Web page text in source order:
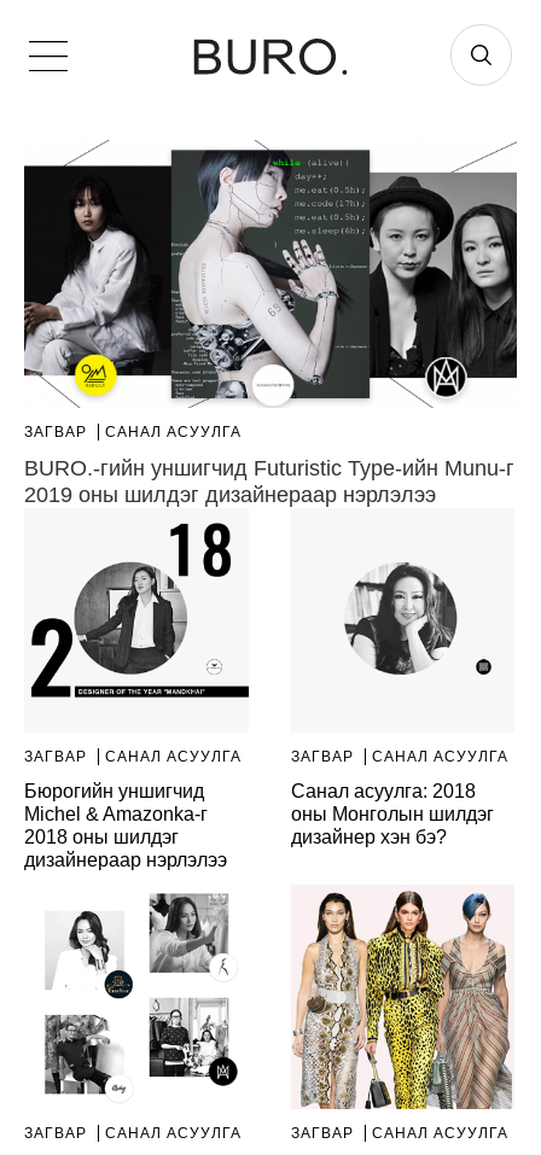
ЗАГВАР САНАЛ АСУУЛГА
BURO.-гийн уншигчид Futuristic Type-ийн Munu-г
2019 оны шилдэг дизайнераар нэрлэлээ
ЗАГВАР САНАЛ АСУУЛГА
Бюрогийн уншигчид
Michel & Amazonka-г
2018 оны шилдэг
дизайнераар нэрлэлээ
ЗАГВАР САНАЛ АСУУЛГА
Санал асуулга: 2018
оны Монголын шилдэг
дизайнер хэн бэ?
ЗАГВАР САНАЛ АСУУЛГА ЗАГВАР САНАЛ АСУУЛГА